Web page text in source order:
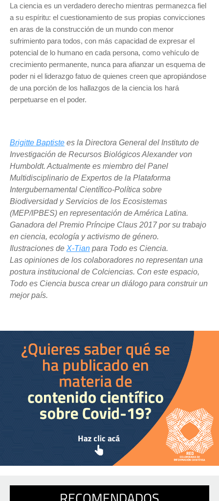
La ciencia es un verdadero derecho mientras permanezca fiel
a su espíritu: el cuestionamiento de sus propias convicciones
en aras de la construcción de un mundo con menor
sufrimiento para todos, con más capacidad de expresar el
potencial de lo humano en cada persona, como vehículo de
crecimiento permanente, nunca para afianzar un esquema de
poder ni el liderazgo fatuo de quienes creen que apropiándose
de una porción de los hallazgos de la ciencia los hará
perpetuarse en el poder.
Brigitte Baptiste es la Directora General del Instituto de
Investigación de Recursos Biológicos Alexander von
Humboldt. Actualmente es miembro del Panel
Multidisciplinario de Expertos de la Plataforma
Intergubernamental Científico-Política sobre
Biodiversidad y Servicios de los Ecosistemas
(MEP/IPBES) en representación de América Latina.
Ganadora del Premio Príncipe Claus 2017 por su trabajo
en ciencia, ecología y activismo de género.
Ilustraciones de X-Tian para Todo es Ciencia.
Las opiniones de los colaboradores no representan una
postura institucional de Colciencias. Con este espacio,
Todo es Ciencia busca crear un diálogo para construir un
mejor país.